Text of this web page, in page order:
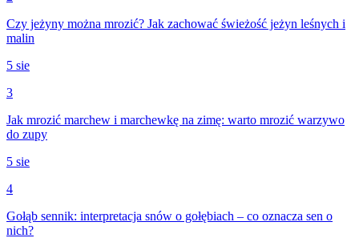
Czy jeżyny można mrozić? Jak zachować świeżość jeżyn leśnych i
malin
5 sie
3
Jak mrozić marchew i marchewkę na zimę: warto mrozić warzywo
do zupy
5 sie
4
Gołąb sennik: interpretacja snów o gołębiach – co oznacza sen o
nich?